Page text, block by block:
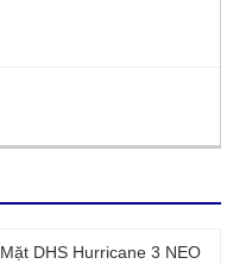
Mặt DHS Hurricane 3 NEO